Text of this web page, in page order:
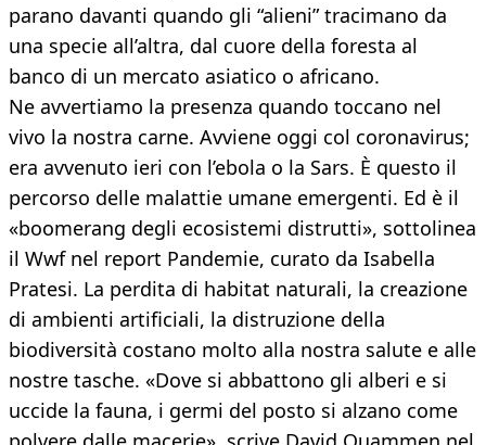
parano davanti quando gli “alieni” tracimano da
una specie all’altra, dal cuore della foresta al
banco di un mercato asiatico o africano.
Ne avvertiamo la presenza quando toccano nel
vivo la nostra carne. Avviene oggi col coronavirus;
era avvenuto ieri con l’ebola o la Sars. È questo il
percorso delle malattie umane emergenti. Ed è il
«boomerang degli ecosistemi distrutti», sottolinea
il Wwf nel report Pandemie, curato da Isabella
Pratesi. La perdita di habitat naturali, la creazione
di ambienti artificiali, la distruzione della
biodiversità costano molto alla nostra salute e alle
nostre tasche. «Dove si abbattono gli alberi e si
uccide la fauna, i germi del posto si alzano come